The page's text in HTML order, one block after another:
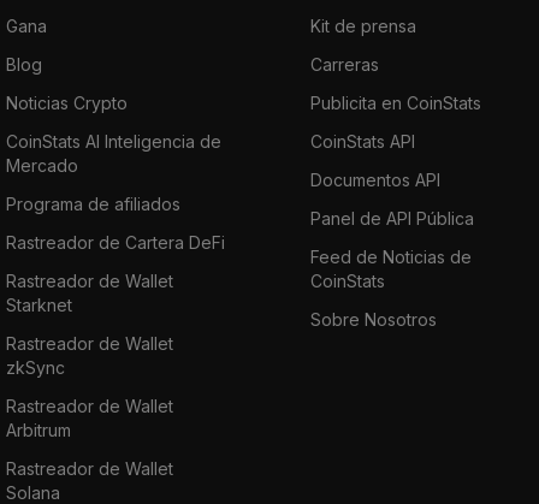
Gana
Blog
Noticias Crypto
CoinStats AI Inteligencia de
Mercado
Programa de afiliados
Rastreador de Cartera DeFi
Rastreador de Wallet
Starknet
Rastreador de Wallet
zkSync
Rastreador de Wallet
Arbitrum
Rastreador de Wallet
Solana
Kit de prensa
Carreras
Publicita en CoinStats
CoinStats API
Documentos API
Panel de API Pública
Feed de Noticias de
CoinStats
Sobre Nosotros